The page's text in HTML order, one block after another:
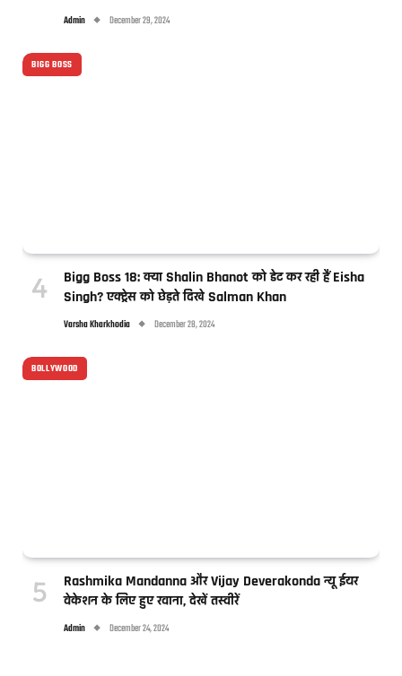
Admin December 29, 2024
BIGG BOSS
Bigg Boss 18: क्या Shalin Bhanot को डेट कर रही हैं Eisha
Singh? एक्ट्रेस को छेड़ते दिखे Salman Khan
Varsha Kharkhodia December 28, 2024
BOLLYWOOD
Rashmika Mandanna और Vijay Deverakonda न्यू ईयर
वेकेशन के लिए हुए रवाना, देखें तस्वीरें
Admin December 24, 2024